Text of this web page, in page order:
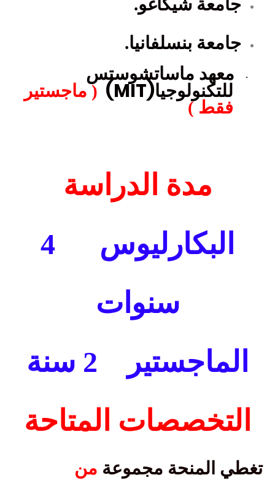
جامعة شيكاغو.
جامعة بنسلفانيا.
·
معهد ماساتشوستس
للتكنولوجيا(MIT) ( ماجستير
فقط )
مدة الدراسة
البكارليوس
4
سنوات
الماجستير
2 سنة
التخصصات المتاحة
تغطي المنحة مجموعة من